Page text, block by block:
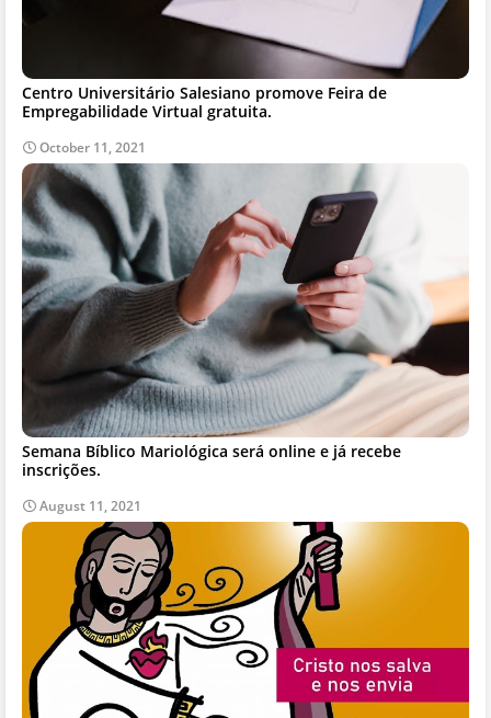
Centro Universitário Salesiano promove Feira de
Empregabilidade Virtual gratuita.
October 11, 2021
Semana Bíblico Mariológica será online e já recebe
inscrições.
August 11, 2021